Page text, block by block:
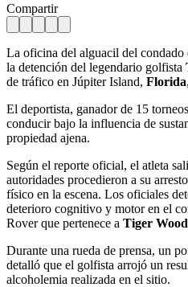
Compartir
La oficina del alguacil del
la detención del legendario golfista
de tráfico en Júpiter Island, Florida,
El deportista, ganador de 15
conducir bajo la influencia de
propiedad ajena.
Según el reporte oficial, el atleta
autoridades procedieron a su
físico en la escena. Los oficiales
deterioro cognitivo y motor en el
Rover que pertenece a Tiger
Durante una rueda de prensa, un
detalló que el golfista arrojó un
alcoholemia realizada en el sitio.